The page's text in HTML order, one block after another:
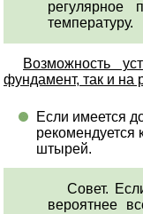
регулярное
температуру.
Возможность
фундамент, так и на
Если имеется
штырей.
Совет.
вероятнее